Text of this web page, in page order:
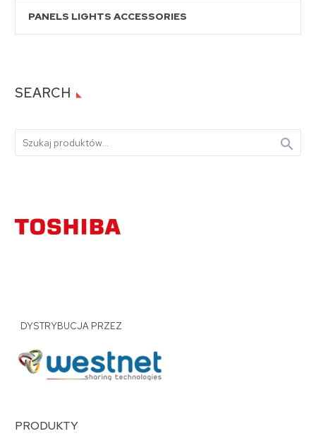
PANELS LIGHTS ACCESSORIES
SEARCH

DYSTRYBUCJA PRZEZ
PRODUKTY